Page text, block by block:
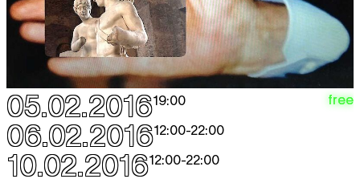
05.02.201619:00
06.02.201612:00-22:00
10.02.201612:00-22:00
free